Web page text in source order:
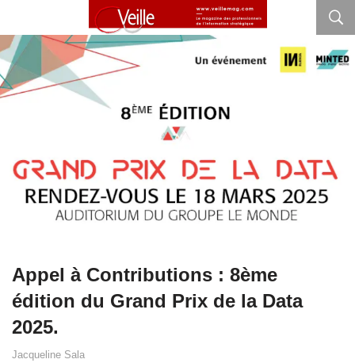
Appel à Contributions : 8ème
édition du Grand Prix de la Data
2025.
Jacqueline Sala